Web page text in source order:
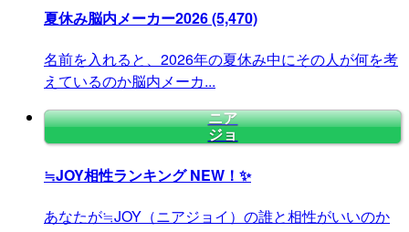
夏休み脳内メーカー2026(5,470)
名前を入れると、2026年の夏休み中にその人が何を考
えているのか脳内メーカ...
ニア
ジョ
≒JOY相性ランキングNEW！✨
あなたが≒JOY（ニアジョイ）の誰と相性がいいのか